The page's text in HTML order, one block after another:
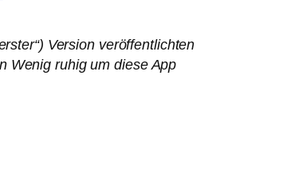
Version veröffentlichten
Wenig ruhig um diese App